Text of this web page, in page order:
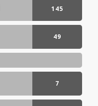
GÖNDERI(LER)
145
GÖNDERI(LER)
49
7